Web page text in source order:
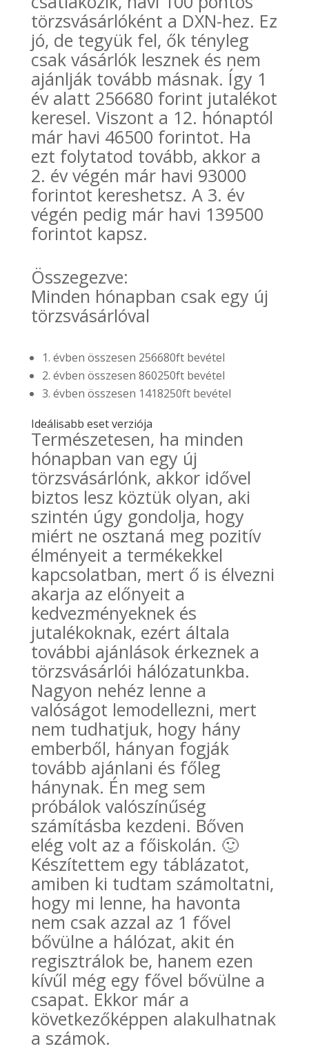
törzsvásárlóként a DXN-hez. Ez
jó, de tegyük fel, ők tényleg
csak vásárlók lesznek és nem
ajánlják tovább másnak. Így 1
év alatt 256680 forint jutalékot
keresel. Viszont a 12. hónaptól
már havi 46500 forintot. Ha
ezt folytatod tovább, akkor a
2. év végén már havi 93000
forintot kereshetsz. A 3. év
végén pedig már havi 139500
forintot kapsz.
Összegezve:
Minden hónapban csak egy új
törzsvásárlóval
1. évben összesen 256680ft bevétel
2. évben összesen 860250ft bevétel
3. évben összesen 1418250ft bevétel
Ideálisabb eset verziója
Természetesen, ha minden
hónapban van egy új
törzsvásárlónk, akkor idővel
biztos lesz köztük olyan, aki
szintén úgy gondolja, hogy
miért ne osztaná meg pozitív
élményeit a termékekkel
kapcsolatban, mert ő is élvezni
akarja az előnyeit a
kedvezményeknek és
jutalékoknak, ezért általa
további ajánlások érkeznek a
törzsvásárlói hálózatunkba.
Nagyon nehéz lenne a
valóságot lemodellezni, mert
nem tudhatjuk, hogy hány
emberből, hányan fogják
tovább ajánlani és főleg
hánynak. Én meg sem
próbálok valószínűség
számításba kezdeni. Bőven
elég volt az a főiskolán. 🙂
Készítettem egy táblázatot,
amiben ki tudtam számoltatni,
hogy mi lenne, ha havonta
nem csak azzal az 1 fővel
bővülne a hálózat, akit én
regisztrálok be, hanem ezen
kívűl még egy fővel bővülne a
csapat. Ekkor már a
következőképpen alakulhatnak
a számok.